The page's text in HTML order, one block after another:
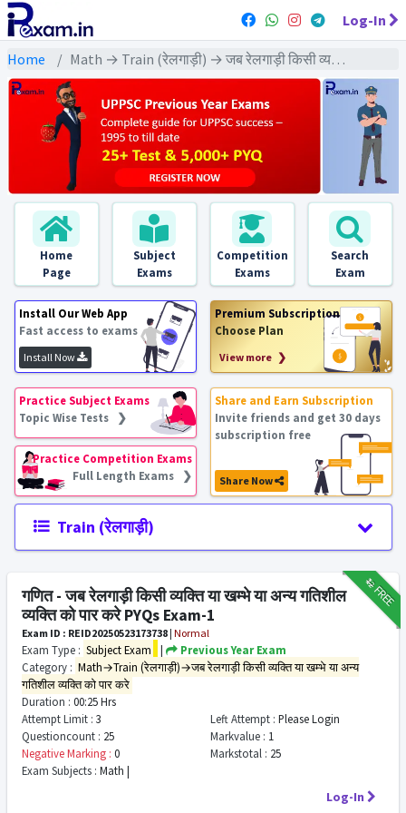
Log-In
Home Math → Train (रेलगाड़ी) → जब रेलगाड़ी किसी व्यक्ति या खम्भे या अन्य गतिशील व्यक्ति को पार करे
Home
Page
Subject
Exams
Competition
Exams
Search
Exam
Install Our Web App
Fast access to exams
Install Now
Premium Subscription
Choose Plan
View more ❯
Practice Subject Exams
Topic Wise Tests ❯
Practice Competition Exams
Full Length Exams ❯
Share and Earn Subscription
Invite friends and get 30 days
subscription free
Share Now
Train (रेलगाड़ी)
₹12FREE
गणित - जब रेलगाड़ी किसी व्यक्ति या खम्भे या अन्य गतिशील
व्यक्ति को पार करे PYQs Exam-1
Exam ID : REID20250523173738 | Normal
Exam Type : Subject Exam |
Previous Year Exam
Category : Math→Train (रेलगाड़ी)→जब रेलगाड़ी किसी व्यक्ति या खम्भे या अन्य
गतिशील व्यक्ति को पार करे
Duration : 00:25 Hrs
Attempt Limit : 3 Left Attempt : Please Login
Questioncount : 25 Markvalue : 1
Negative Marking : 0 Markstotal : 25
Exam Subjects : Math |
Log-In